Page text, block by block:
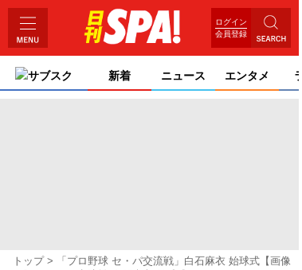
ログイン
会員登録
サブスク 新着 ニュース エンタメ
トップ
「プロ野球 セ・パ交流戦」白石麻衣 始球式【画像